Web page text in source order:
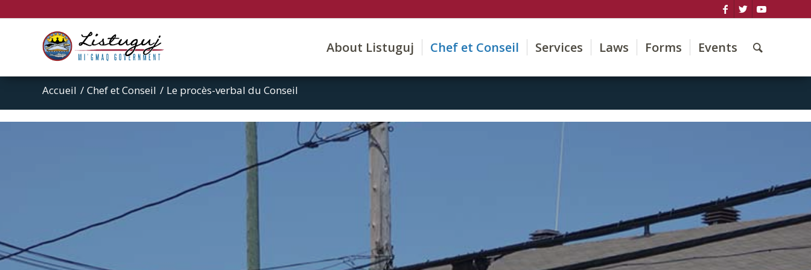
About Listuguj Chef et Conseil Services Laws Forms Events
Accueil / Chef et Conseil / Le procès-verbal du Conseil